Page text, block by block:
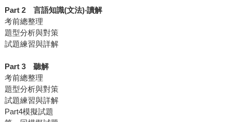
Part 2 言語知識(文法)‧讀解
考前總整理
題型分析與對策
試題練習與詳解
Part 3 聽解
考前總整理
題型分析與對策
試題練習與詳解
Part4模擬試題